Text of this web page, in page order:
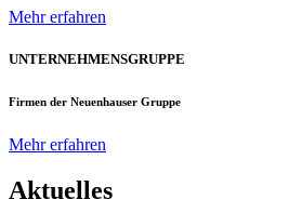
Mehr erfahren
UNTERNEHMENSGRUPPE
Firmen der Neuenhauser Gruppe
Mehr erfahren
Aktuelles